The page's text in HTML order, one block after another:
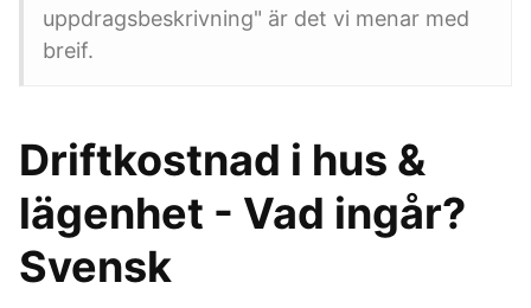
uppdragsbeskrivning" är det vi menar med
breif.
Driftkostnad i hus &
lägenhet - Vad ingår?
Svensk